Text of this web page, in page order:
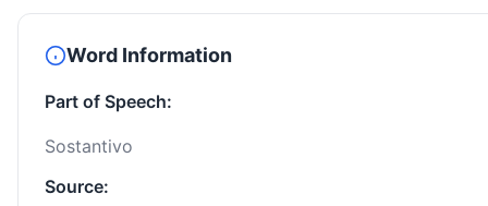
Word Information
Part of Speech:
Sostantivo
Source: